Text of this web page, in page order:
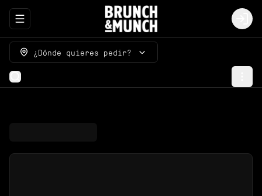
Abrir menu de navegación
¿Dónde quieres pedir?